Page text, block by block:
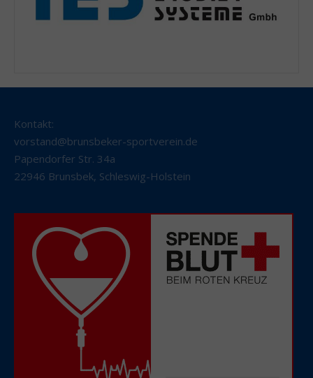
Kontakt:
vorstand@brunsbeker-sportverein.de
Papendorfer Str. 34a
22946 Brunsbek, Schleswig-Holstein